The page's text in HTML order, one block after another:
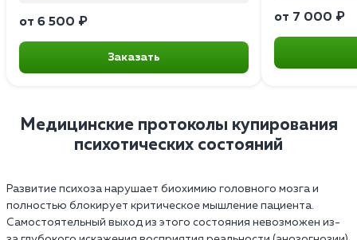
от 6 500 ₽
Заказать
от 7 000 ₽
Медицинские протоколы купирования
психотических состояний
Развитие психоза нарушает биохимию головного мозга и
полностью блокирует критическое мышление пациента.
Самостоятельный выход из этого состояния невозможен из-